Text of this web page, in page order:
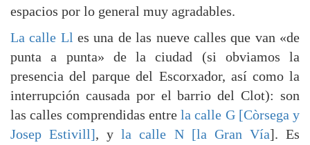
espacios por lo general muy agradables.
La calle Ll es una de las nueve calles que van «de
punta a punta» de la ciudad (si obviamos la
presencia del parque del Escorxador, así como la
interrupción causada por el barrio del Clot): son
las calles comprendidas entre la calle G [Còrsega y
Josep Estivill], yla calle N [la Gran Vía]. Es